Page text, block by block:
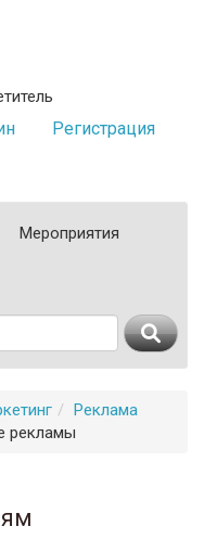
Регистрация
Мероприятия
Реклама
рекламы